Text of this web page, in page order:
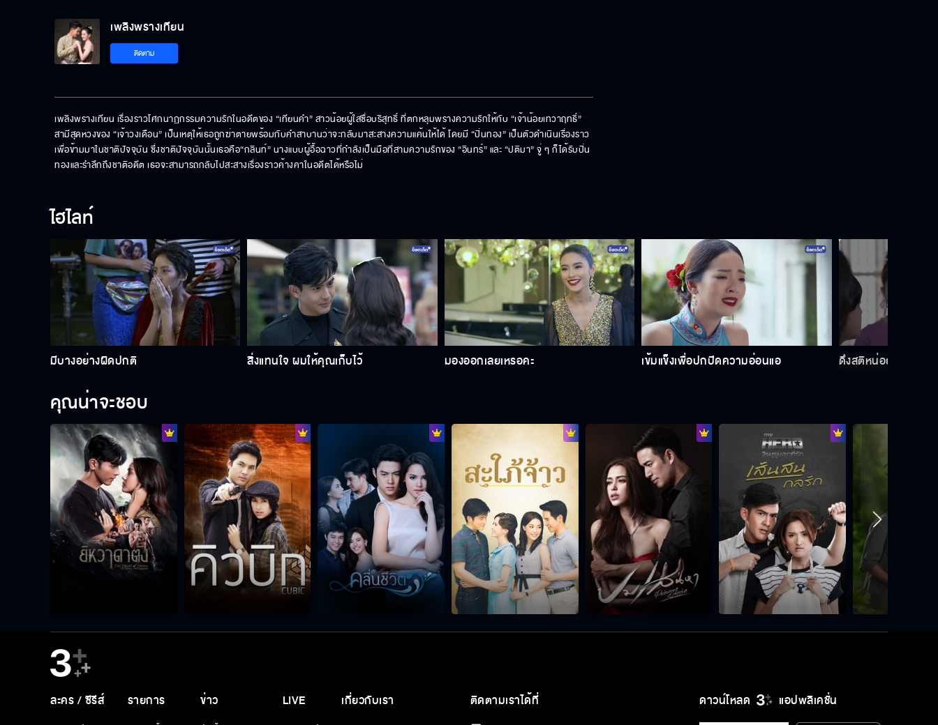
เพลิงพรางเทียน
ติดตาม
เพลิงพรางเทียน เรื่องราวโศกนาฏกรรมความรักในอดีตของ “เทียนคำ” สาวน้อยผู้ใสซื่อบริสุทธิ์ ที่ตกหลุมพรางความรักให้กับ “เจ้าน้อยเทวาฤทธิ์”
สามีสุดหวงของ “เจ้าวงเดือน” เป็นเหตุให้เธอถูกฆ่าตายพร้อมกับคำสาบานว่าจะกลับมาสะสางความแค้นให้ได้ โดยมี “ปิ่นทอง” เป็นตัวดำเนินเรื่องราว
เพื่อข้ามมาในชาติปัจจุบัน ซึ่งชาติปัจจุบันนั้นเธอคือ“กลินท์” นางแบบผู้อื้อฉาวที่กำลังเป็นมือที่สามความรักของ “อินทร์” และ “ปติมา” จู่ ๆ ก็ได้รับปิ่น
ทองและรำลึกถึงชาติอดีต เธอจะสามารถกลับไปสะสางเรื่องราวค้างคาในอดีตได้หรือไม่
ไฮไลท์
มีบางอย่างผิดปกติ สิ่งแทนใจ ผมให้คุณเก็บไว้ มองออกเลยเหรอคะ เข้มแข็งเพื่อปกปิดความอ่อนแอ ดึงสติหน่อยนะ
คุณน่าจะชอบ
ดาวน์โหลด แอปพลิเคชั่น
ละคร / ซีรีส์ รายการ ข่าว LIVE เกี่ยวกับเรา ติดตามเราได้ที่